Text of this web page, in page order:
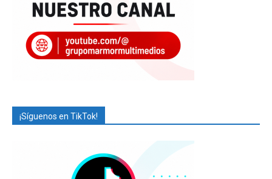
¡Síguenos en TikTok!